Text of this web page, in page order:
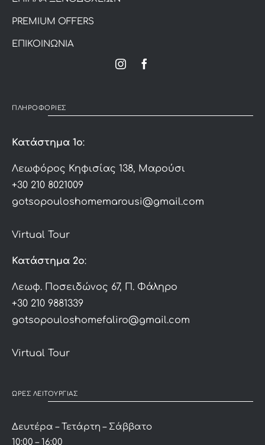
PREMIUM OFFERS
ΕΠΙΚΟΙΝΩΝΙΑ
ΠΛΗΡΟΦΟΡΙΕΣ
Κατάστημα 1ο:
Λεωφόρος Κηφισίας 138, Μαρούσι
+30 210 8021009
gotsopouloshomemarousi@gmail.com
Virtual Tour
Κατάστημα 2ο:
Λεωφ. Ποσειδώνος 67, Π. Φάληρο
+30 210 9881339
gotsopouloshomefaliro@gmail.com
Virtual Tour
ΩΡΕΣ ΛΕΙΤΟΥΡΓΙΑΣ
Δευτέρα – Τετάρτη – Σάββατο
10:00 – 16:00